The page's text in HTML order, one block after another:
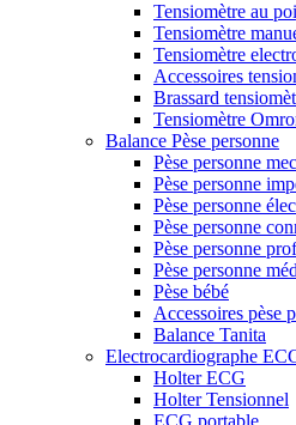
Tensiomètre au
Tensiomètre
Tensiomètre
Accessoires
Brassard
Tensiomètre
Balance Pèse personne
Pèse personne
Pèse personne
Pèse personne
Pèse personne
Pèse personne
Pèse personne
Pèse bébé
Accessoires pèse
Balance Tanita
Electrocardiographe
Holter ECG
Holter Tensionnel
ECG portable